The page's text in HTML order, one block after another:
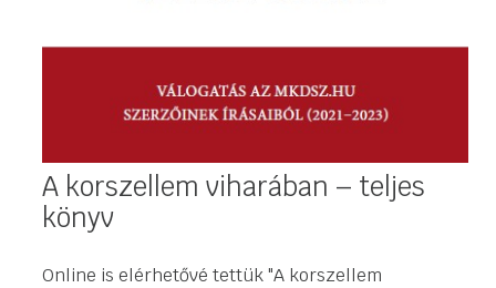
A korszellem viharában – teljes
könyv
Online is elérhetővé tettük "A korszellem